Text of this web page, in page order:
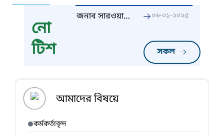
নো
টিশ
সকল
জনাব সারওয়ার
০৬-০১-২০২৫
আমাদের বিষয়ে
কর্মকর্তাবৃন্দ